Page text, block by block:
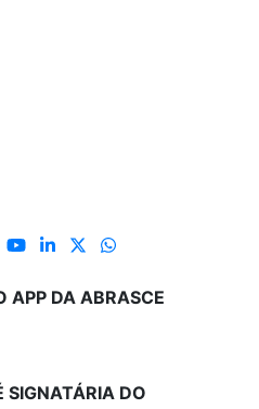
APP DA ABRASCE
SIGNATÁRIA DO